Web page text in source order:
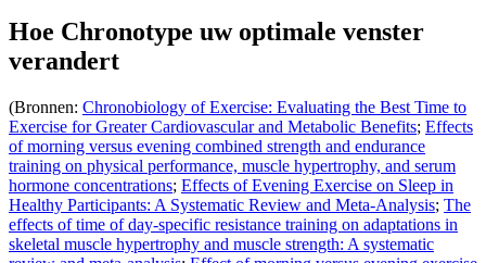
Hoe Chronotype uw optimale venster
verandert
(Bronnen: Chronobiology of Exercise: Evaluating the Best Time to
Exercise for Greater Cardiovascular and Metabolic Benefits; Effects
of morning versus evening combined strength and endurance
training on physical performance, muscle hypertrophy, and serum
hormone concentrations; Effects of Evening Exercise on Sleep in
Healthy Participants: A Systematic Review and Meta-Analysis; The
effects of time of day-specific resistance training on adaptations in
skeletal muscle hypertrophy and muscle strength: A systematic